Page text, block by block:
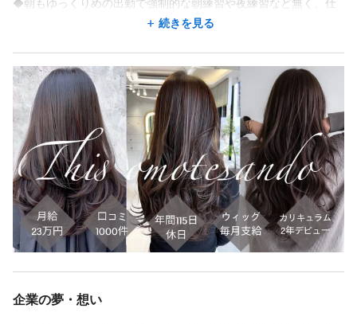
土日祝日のみ募集
11：00〜19：00
（休憩）1時間
時間帯相談していただければ変更可能です
休日
土日祝日のみ
仕事内容
◆朝もゆっくりめの出勤で強制的な朝練習や夜練習など無く、仕
事もプライベートも充実できます。
◆営業終了1時間前からモデル可能♪
暇な日なら更に早めに呼ぶのも大丈夫です
◆口コミ1000件の実績ある店舗
ありがたいことに、私たちのサロンには、これまで1000件を超え
る温かい口コミが寄せられています。これは、一人ひとりのお客
様と真摯に向き合ってきた、私たちの歴史そのものです。
◆毎月100名以上ご新規様の圧倒的な集客力
口コミや実績から集客力には絶対の自信があり、毎月安定して100
名以上ご新規様がご来店されるのでデビューしてからも安心
足していただく。その結果としての、高単価です。流れ作業では
続きを見る
企業の夢・想い